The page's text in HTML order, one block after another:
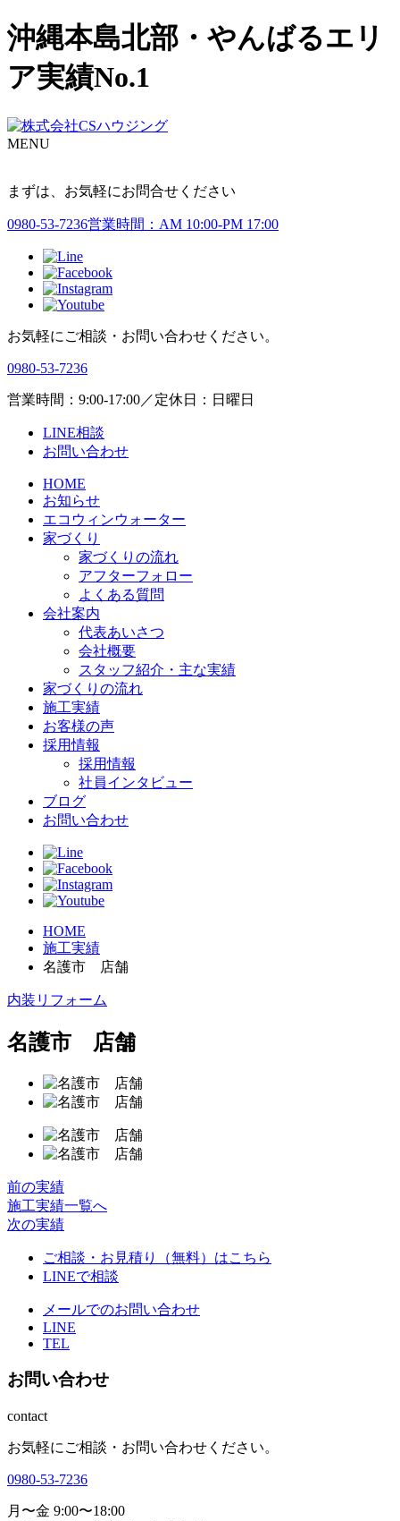
沖縄本島北部・やんばるエリ
ア実績No.1
MENU
まずは、お気軽にお問合せください
0980-53-7236営業時間：AM 10:00-PM 17:00
お気軽にご相談・お問い合わせください。
0980-53-7236
営業時間：9:00-17:00／定休日：日曜日
LINE相談
お問い合わせ
HOME
お知らせ
エコウィンウォーター
家づくり
家づくりの流れ
アフターフォロー
よくある質問
会社案内
代表あいさつ
会社概要
スタッフ紹介・主な実績
家づくりの流れ
施工実績
お客様の声
採用情報
採用情報
社員インタビュー
ブログ
お問い合わせ
HOME
施工実績
名護市 店舗
内装リフォーム
名護市 店舗
前の実績
施工実績一覧へ
次の実績
ご相談・お見積り（無料）はこちら
LINEで相談
メールでのお問い合わせ
LINE
TEL
お問い合わせ
contact
お気軽にご相談・お問い合わせください。
0980-53-7236
月〜金 9:00〜18:00